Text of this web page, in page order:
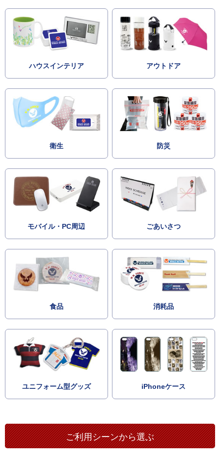
ハウスインテリア アウトドア
衛生 防災
モバイル・PC周辺 ごあいさつ
食品 消耗品
ユニフォーム型グッズ iPhoneケース
ご利用シーンから選ぶ